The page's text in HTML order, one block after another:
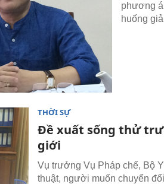
phương
huống
THỜI SỰ
Đề xuất sống thử
giới
Vụ trưởng Vụ Pháp chế, Bộ
thuật, người muốn chuyển